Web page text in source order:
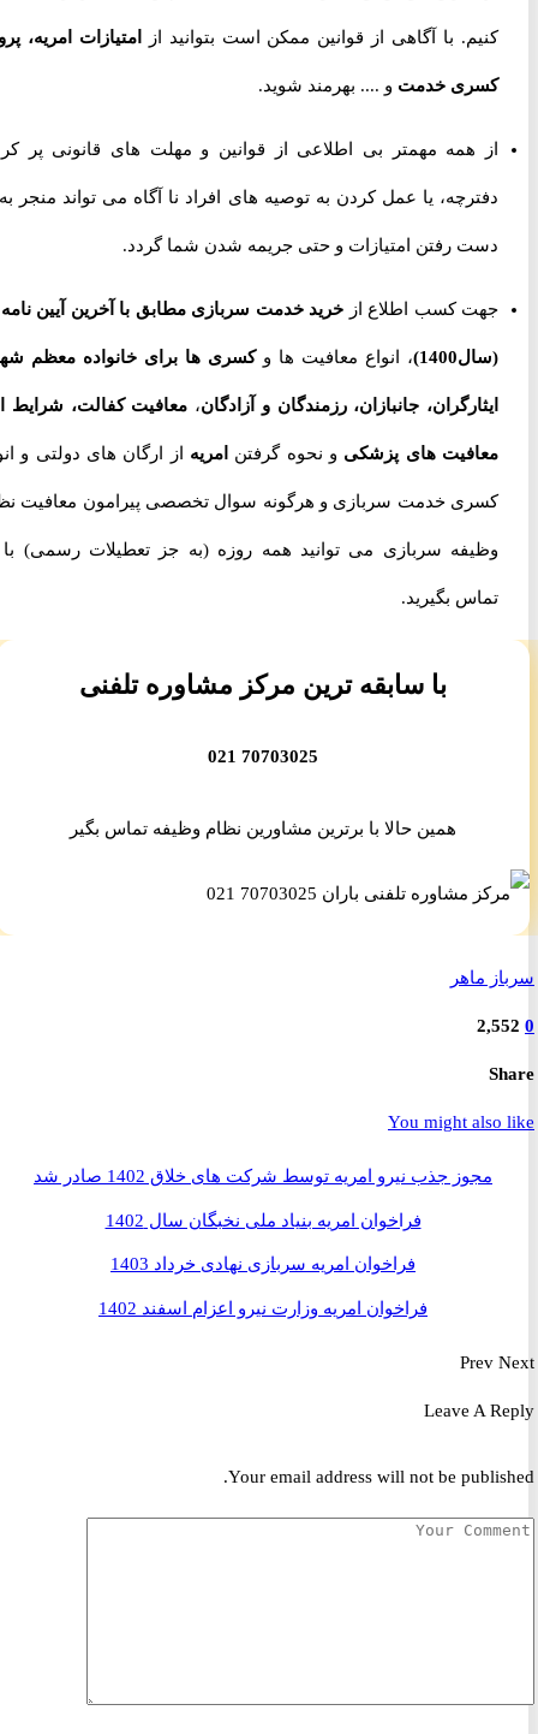
کنیم. با آگاهی از قوانین ممکن است بتوانید ازامتیازات امریه، پروژه
کسری خدمتو .... بهرمند شوید.
از همه مهمتر بی اطلاعی از قوانین و مهلت های قانونی پر کردن
دفترچه، یا عمل کردن به توصیه های افراد نا آگاه می تواند منجر به از
دست رفتن امتیازات و حتی جریمه شدن شما گردد.
جهت کسب اطلاع ازخرید خدمت سربازی مطابق با آخرین آیین نامه ها
(سال1400) ، انواع معافیت ها و کسری ها برای خانواده معظم شهدا،
ایثارگران، جانبازان، رزمندگان و آزادگان،معافیت کفالت، شرایط اخذ
معافیت های پزشکیو نحوه گرفتن امریهاز ارگان های دولتی و انواع
کسری خدمت سربازی و هرگونه سوال تخصصی پیرامون معافیت نظام
وظیفه سربازی می توانید همه روزه (به جز تعطیلات رسمی) با ما
تماس بگیرید.
با سابقه ترین مرکز مشاوره تلفنی
70703025 021
همین حالا با برترین مشاورین نظام وظیفه تماس بگیر
ماهر
You might
مجوز جذب نیرو امریه توسط شرکت های خلاق 1402 صادر شد
فراخوان امریه بنیاد ملی نخبگان سال 1402
فراخوان امریه سربازی نهادی خرداد 1403
فراخوان امریه وزارت نیرو اعزام اسفند 1402
Prev
Leave A
Your email address will not be